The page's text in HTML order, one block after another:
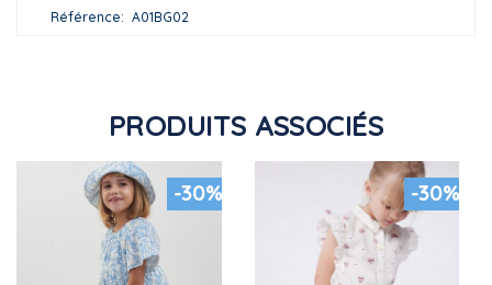
Référence
A01BG02
PRODUITS ASSOCIÉS
-30% -30%